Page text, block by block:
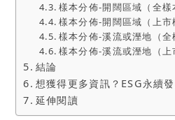
樣本分佈-開闊區域（全樣
樣本分佈-開闊區域（上市
樣本分佈-溪流或溼地（全
樣本分佈-溪流或溼地（上
結論
想獲得更多資訊？ESG永續
延伸閱讀